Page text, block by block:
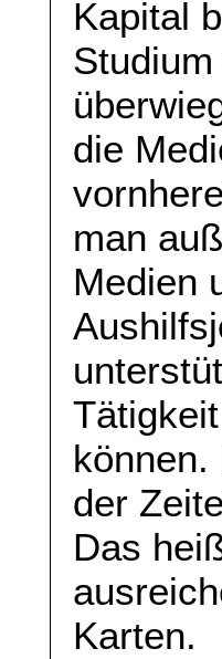
Kapital
die
man
Medien
der
Das
Karten.